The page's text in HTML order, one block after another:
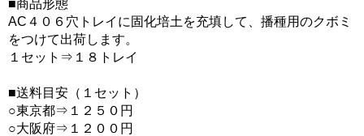
■商品形態
AC４０６穴トレイに固化培土を充填して、播種用のクボミ
をつけて出荷します。
１セット⇒１８トレイ
■送料目安（１セット）
○東京都⇒１２５０円
○大阪府⇒１２００円